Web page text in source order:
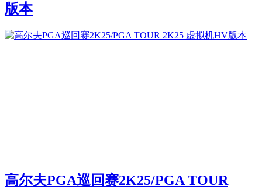
版本
高尔夫PGA巡回赛2K25/PGA TOUR